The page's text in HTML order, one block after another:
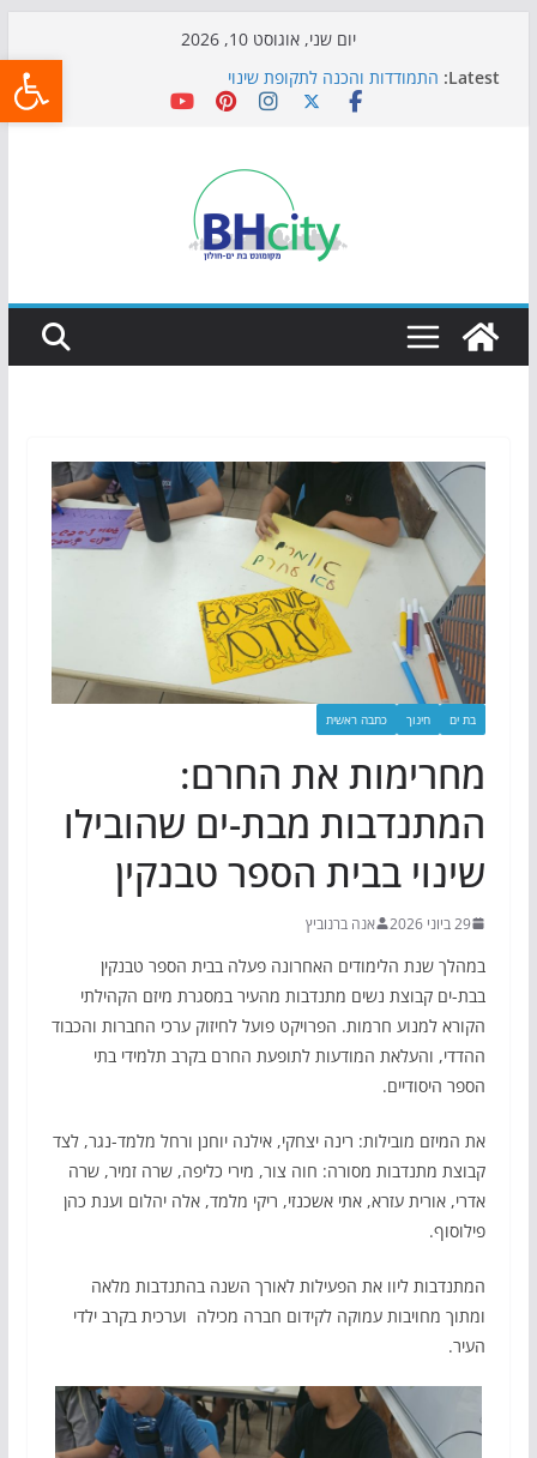
יום שני, אוגוסט 10, 2026
Latest: התמודדות והכנה לתקופת שינוי
אי ההרפתקאות ממשיך לכבוש את הגינות: מאות משפחות
כדורגל באווירה מיוחדת: הקרנת גמר המונדיאל בטרמינל
הקיץ של בני הנוער בבת־ים: חוף הריביירה הופך למרחב
בטוח בשעות הערב
בת ים חינוך כתבה ראשית
מחרימות את החרם:
המתנדבות מבת-ים שהובילו
שינוי בבית הספר טבנקין
29 ביוני 2026 אנה ברנוביץ
במהלך שנת הלימודים האחרונה פעלה בבית הספר טבנקין
בבת-ים קבוצת נשים מתנדבות מהעיר במסגרת מיזם הקהילתי
הקורא למנוע חרמות. הפרויקט פועל לחיזוק ערכי החברות והכבוד
ההדדי, והעלאת המודעות לתופעת החרם בקרב תלמידי בתי
הספר היסודיים.
את המיזם מובילות: רינה יצחקי, אילנה יוחנן ורחל מלמד-נגר, לצד
קבוצת מתנדבות מסורה: חוה צור, מירי כליפה, שרה זמיר, שרה
אדרי, אורית עזרא, אתי אשכנזי, ריקי מלמד, אלה יהלום וענת כהן
פילוסוף.
המתנדבות ליוו את הפעילות לאורך השנה בהתנדבות מלאה
ומתוך מחויבות עמוקה לקידום חברה מכילה וערכית בקרב ילדי
העיר.